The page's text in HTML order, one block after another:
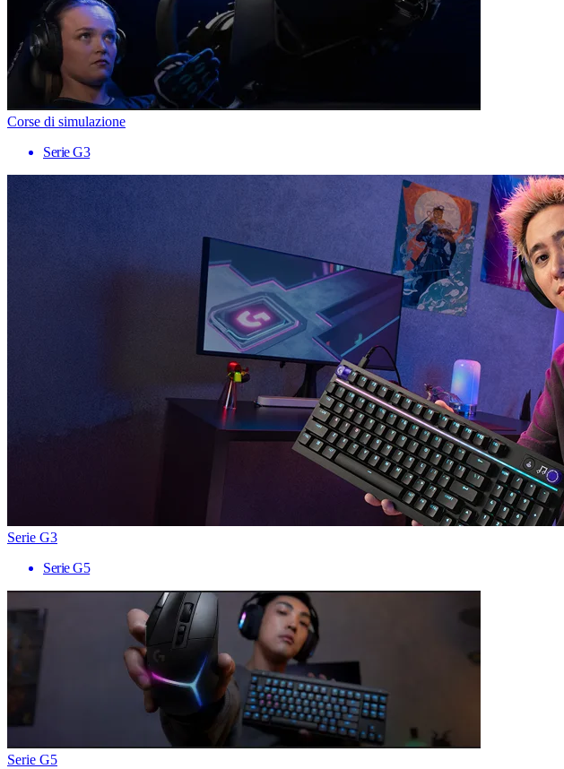
Corse di simulazione
Serie G3
Serie G3
Serie G5
Serie G5